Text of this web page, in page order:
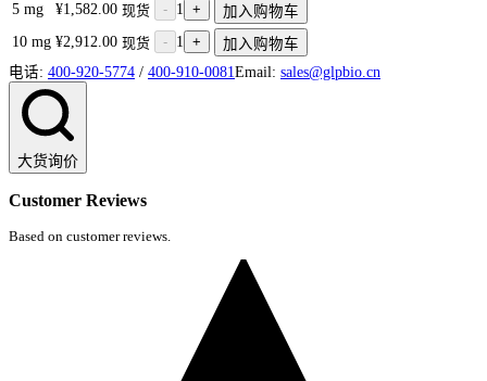
5 mg
¥1,582.00 现货 - 1 +
加入购物车
10 mg ¥2,912.00 现货 - 1 +
加入购物车
电话: 400-920-5774 / 400-910-0081Email: sales@glpbio.cn
大货询价
Customer Reviews
Based on customer reviews.